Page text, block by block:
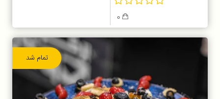
تمام شد